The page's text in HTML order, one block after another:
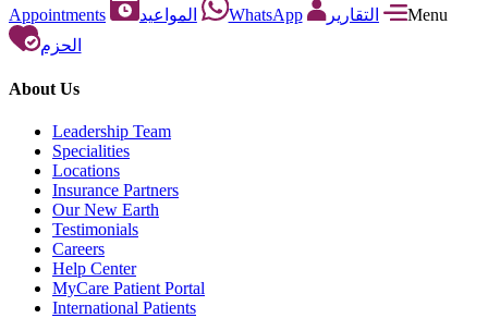
Appointments المواعيد WhatsApp التقارير
Menu
الحزم
About Us
Leadership Team
Specialities
Locations
Insurance Partners
Our New Earth
Testimonials
Careers
Help Center
MyCare Patient Portal
International Patients